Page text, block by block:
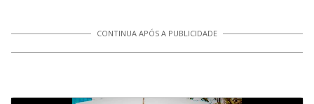
CONTINUA APÓS A PUBLICIDADE